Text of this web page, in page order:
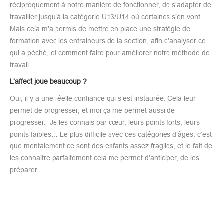
réciproquement à notre manière de fonctionner, de s’adapter de
travailler jusqu’à la catégorie U13/U14 où certaines s’en vont.
Mais cela m’a permis de mettre en place une stratégie de
formation avec les entraineurs de la section, afin d’analyser ce
qui a péché, et comment faire pour améliorer notre méthode de
travail.
L’affect joue beaucoup ?
Oui, il y a une réelle confiance qui s’est instaurée. Cela leur
permet de progresser, et moi ça me permet aussi de
progresser. Je les connais par cœur, leurs points forts, leurs
points faibles… Le plus difficile avec ces catégories d’âges, c’est
que mentalement ce sont des enfants assez fragiles, et le fait de
les connaitre parfaitement cela me permet d’anticiper, de les
préparer.